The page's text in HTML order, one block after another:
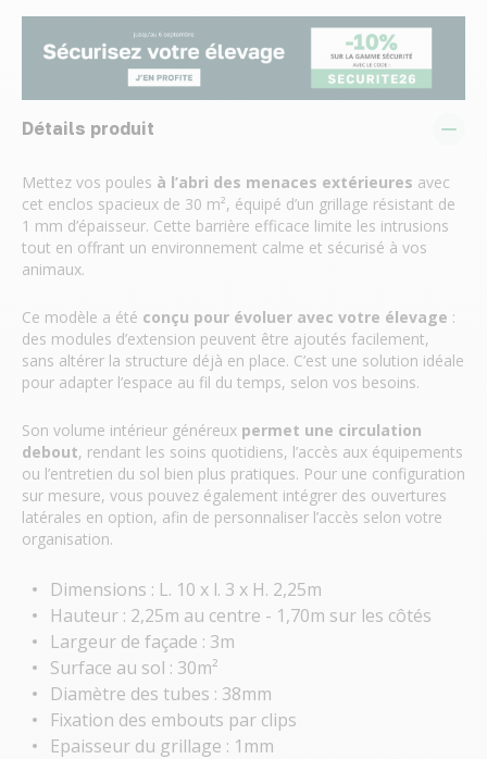
Détails produit
Mettez vos poules à l’abri des menaces extérieures avec
cet enclos spacieux de 30 m², équipé d’un grillage résistant de
1 mm d’épaisseur. Cette barrière efficace limite les intrusions
tout en offrant un environnement calme et sécurisé à vos
animaux.
Ce modèle a été conçu pour évoluer avec votre élevage :
des modules d’extension peuvent être ajoutés facilement,
sans altérer la structure déjà en place. C’est une solution idéale
pour adapter l’espace au fil du temps, selon vos besoins.
Son volume intérieur généreux permet une circulation
debout, rendant les soins quotidiens, l’accès aux équipements
ou l’entretien du sol bien plus pratiques. Pour une configuration
sur mesure, vous pouvez également intégrer des ouvertures
latérales en option, afin de personnaliser l’accès selon votre
organisation.
Dimensions : L. 10 x l. 3 x H. 2,25m
Hauteur : 2,25m au centre - 1,70m sur les côtés
Largeur de façade : 3m
Surface au sol : 30m²
Diamètre des tubes : 38mm
Fixation des embouts par clips
Epaisseur du grillage : 1mm